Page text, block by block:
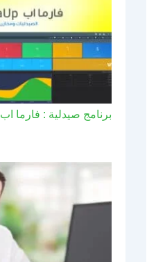
برنامج صيدلية : فارما اب PharmaUp​